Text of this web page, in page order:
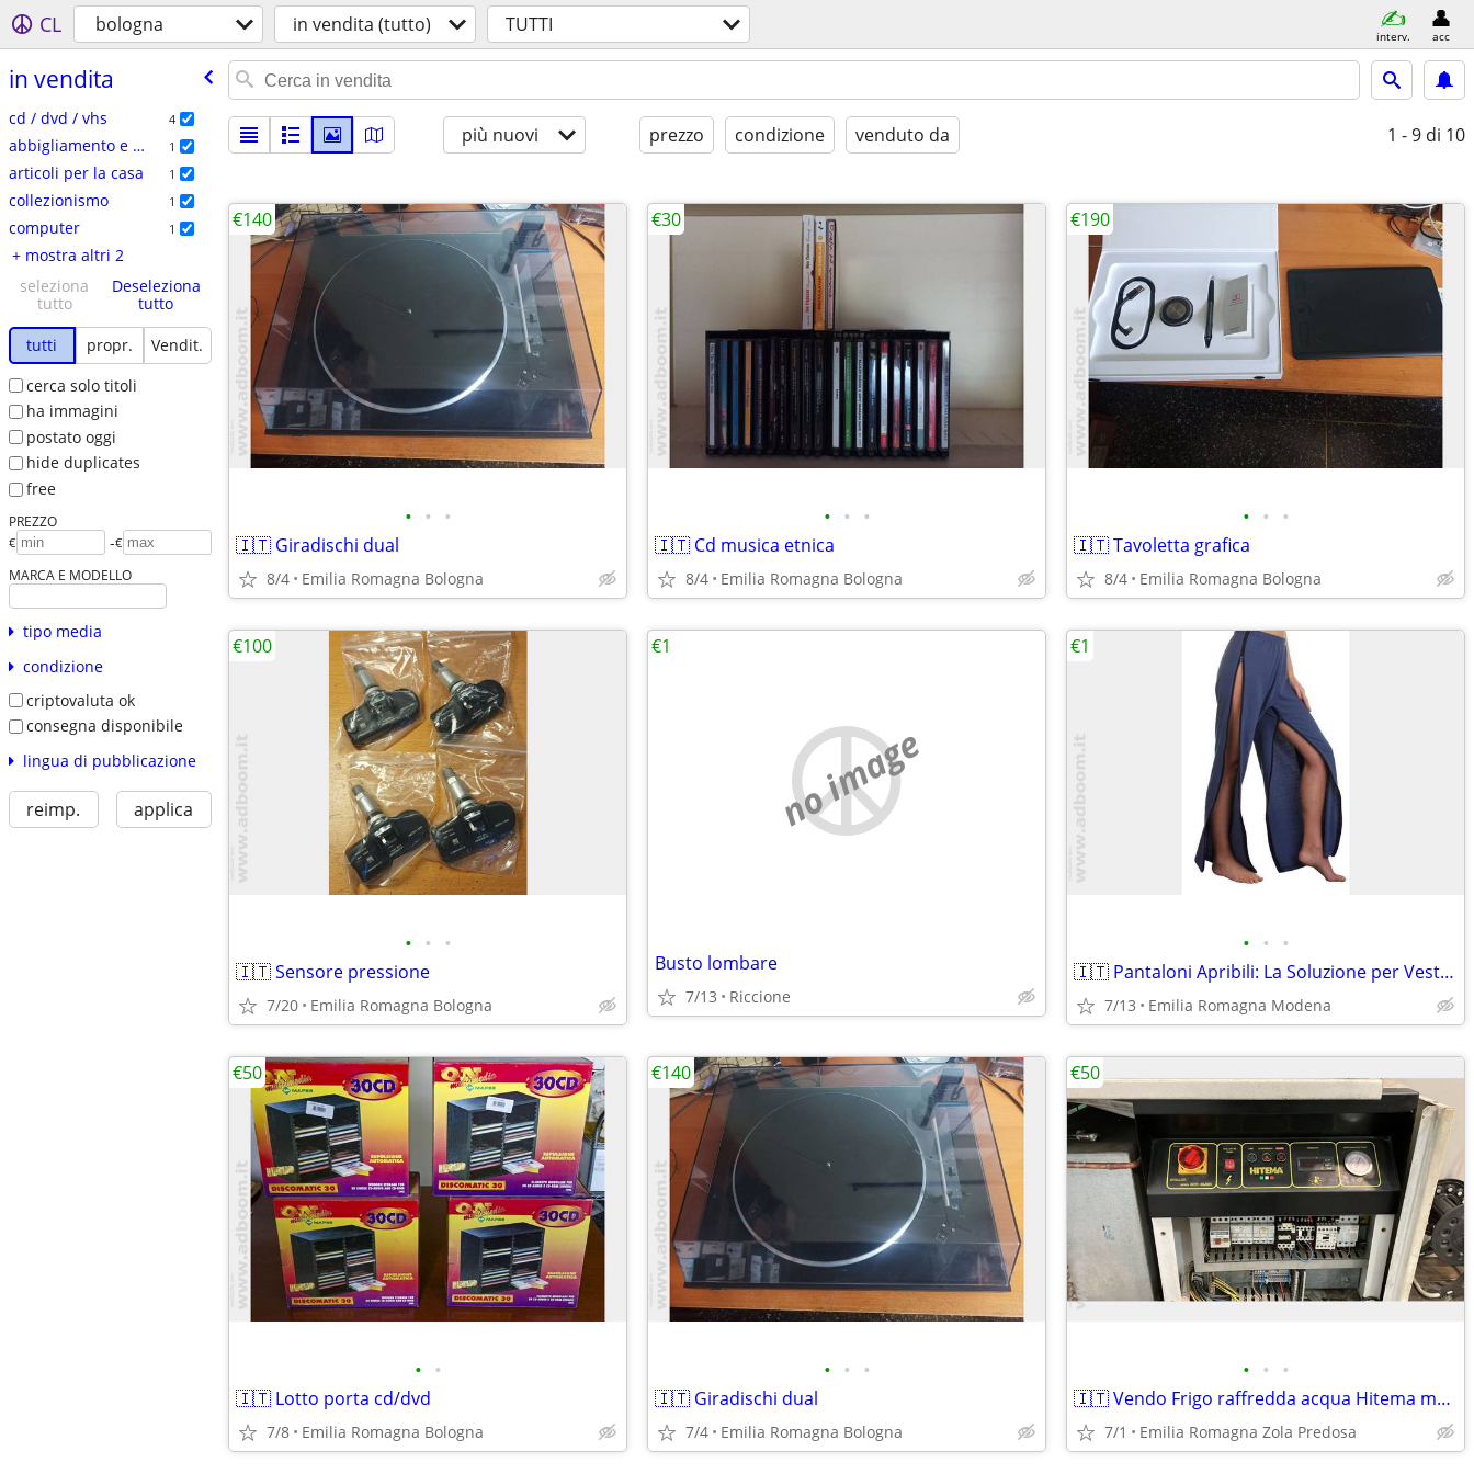
CL bologna in vendita (tutto) TUTTI interv. acc
in vendita
cd / dvd / vhs 4
abbigliamento e accessori 1
articoli per la casa 1
collezionismo 1
computer 1
+ mostra altri 2
seleziona
tutto
Deseleziona
tutto
tutti
propr.
Vendit.
cerca solo titoli
ha immagini
postato oggi
hide duplicates
free
PREZZO
€ -€
MARCA E MODELLO
tipo media
condizione
criptovaluta ok
consegna disponibile
lingua di pubblicazione
reimp. applica
più nuovi prezzo condizione venduto da 1 - 9 di 10
• • •
🇮🇹 Giradischi dual
8/4 Emilia Romagna Bologna
€140
• • •
🇮🇹 Cd musica etnica
8/4 Emilia Romagna Bologna
€30
• • •
🇮🇹 Tavoletta grafica
8/4 Emilia Romagna Bologna
€190
• • •
🇮🇹 Sensore pressione
7/20 Emilia Romagna Bologna
€100
no image
Busto lombare
7/13 Riccione
€1
• • •
🇮🇹 Pantaloni Apribili: La Soluzione per Vestizione
7/13 Emilia Romagna Modena
€1
• •
🇮🇹 Lotto porta cd/dvd
7/8 Emilia Romagna Bologna
€50
• • •
🇮🇹 Giradischi dual
7/4 Emilia Romagna Bologna
€140
• • •
🇮🇹 Vendo Frigo raffredda acqua Hitema macchine utensi
7/1 Emilia Romagna Zola Predosa
€50